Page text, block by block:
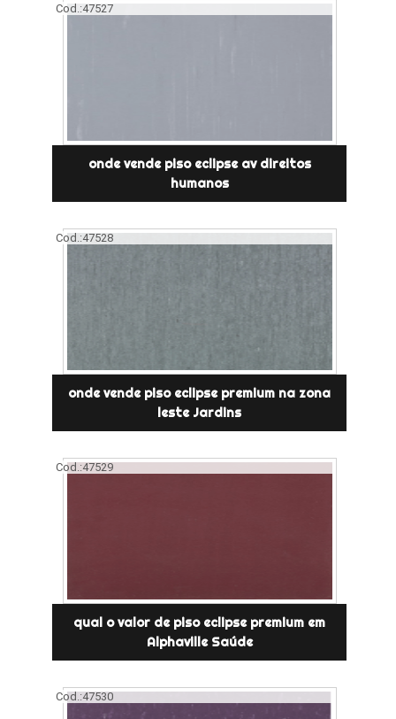
Cod.:47527
onde vende piso eclipse av direitos
humanos
Cod.:47528
onde vende piso eclipse premium na zona
leste Jardins
Cod.:47529
qual o valor de piso eclipse premium em
Alphaville Saúde
Cod.:47530